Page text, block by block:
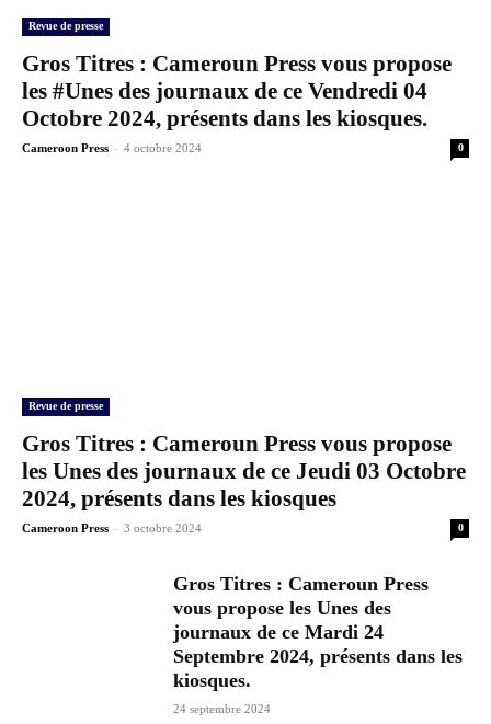
Revue de presse
Gros Titres : Cameroun Press vous propose
les #Unes des journaux de ce Vendredi 04
Octobre 2024, présents dans les kiosques.
Cameroon Press - 4 octobre 2024 0
Revue de presse
Gros Titres : Cameroun Press vous propose
les Unes des journaux de ce Jeudi 03 Octobre
2024, présents dans les kiosques
Cameroon Press - 3 octobre 2024 0
Gros Titres : Cameroun Press
vous propose les Unes des
journaux de ce Mardi 24
Septembre 2024, présents dans les
kiosques.
24 septembre 2024